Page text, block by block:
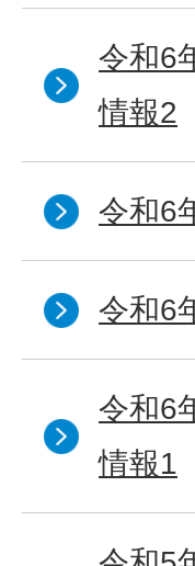
令和6
情報2
令和6
令和6
令和6
情報1